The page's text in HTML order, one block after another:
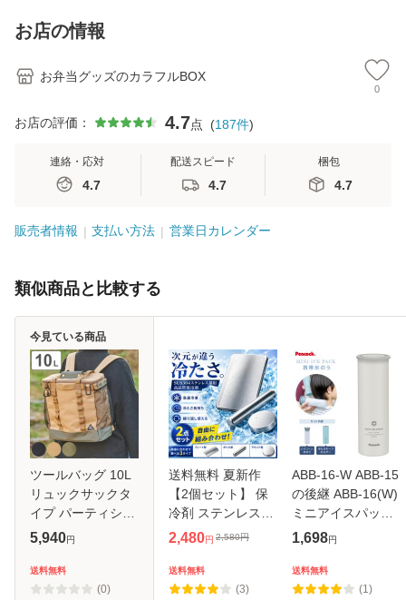
お店の情報
お弁当グッズのカラフルBOX
0
お店の評価： 4.7点 (187件)
連絡・応対
4.7
配送スピード
4.7
梱包
4.7
販売者情報 支払い方法 営業日カレンダー
類似商品と比較する
ツールバッグ 10L
リュックサックタ
イプ パーティショ
ンバッグL （ 保冷
ート クーラーバッ
グ 保冷 仕切り バ
5,940円
送料無料
(0)
今見ている商品
送料無料 夏新作
【2個セット】 保
冷剤 ステンレス保
冷剤 長時間 強力保
ックス 繰り返し使
える 冷蔵 冷凍対応
2,480円 2,580円
送料無料
(3)
ABB-16-W ABB-15
の後継 ABB-16(W)
ミニアイスパック
携帯氷のう 保冷氷
法瓶工業 保冷専用
アウトドア用品 急
1,698円
送料無料
(1)